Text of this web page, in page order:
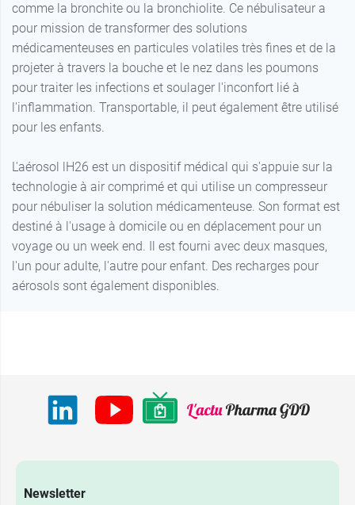
comme la bronchite ou la bronchiolite. Ce nébulisateur a
pour mission de transformer des solutions
médicamenteuses en particules volatiles très fines et de la
projeter à travers la bouche et le nez dans les poumons
pour traiter les infections et soulager l'inconfort lié à
l'inflammation. Transportable, il peut également être utilisé
pour les enfants.
L'aérosol lH26 est un dispositif médical qui s'appuie sur la
technologie à air comprimé et qui utilise un compresseur
pour nébuliser la solution médicamenteuse. Son format est
destiné à l'usage à domicile ou en déplacement pour un
voyage ou un week end. Il est fourni avec deux masques,
l'un pour adulte, l'autre pour enfant. Des recharges pour
aérosols sont également disponibles.
Newsletter